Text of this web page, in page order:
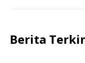
Berita